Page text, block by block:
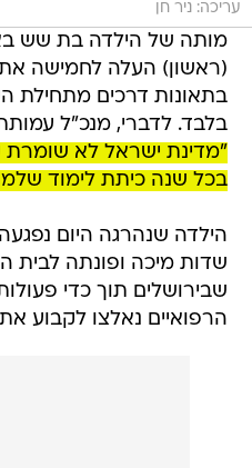
עריכה: ניר חן
מותה של הילדה בת שש
(ראשון) העלה לחמישה
בתאונות דרכים מתחילת
בלבד. לדברי, מנכ"ל
"מדינת ישראל לא
בכל שנה כיתת לימוד
הילדה שנהרגה היום
שדות מיכה ופונתה לבית
שבירושלים תוך כדי
הרפואיים נאלצו לקבוע